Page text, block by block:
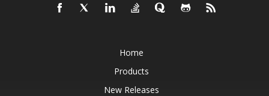
Home
Products
New Releases